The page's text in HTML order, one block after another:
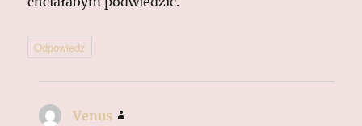
Odpowiedz
Venus